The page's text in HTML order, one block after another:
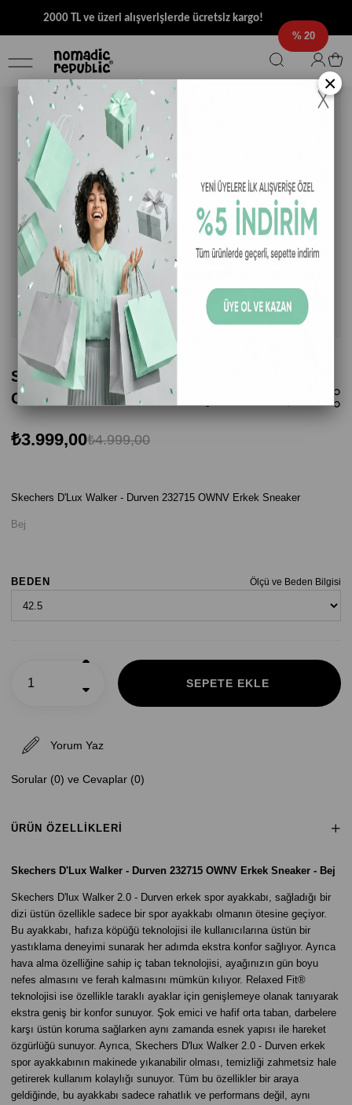
2000 TL ve üzeri alışverişlerde ücretsiz kargo!
20
Skechers D'Lux Walker - Durven 232715
OWNV Erkek Sneaker - Bej
₺4.999,00
₺3.999,00
Skechers D'Lux Walker - Durven 232715 OWNV Erkek Sneaker
Bej
Ölçü ve Beden Bilgisi
BEDEN
Yorum Yaz
Sorular (0) ve Cevaplar (0)
ÜRÜN ÖZELLIKLERI
Skechers D'Lux Walker - Durven 232715 OWNV Erkek Sneaker - Bej
Skechers D'lux Walker 2.0 - Durven erkek spor ayakkabı, sağladığı bir
dizi üstün özellikle sadece bir spor ayakkabı olmanın ötesine geçiyor.
Bu ayakkabı, hafıza köpüğü teknolojisi ile kullanıcılarına üstün bir
yastıklama deneyimi sunarak her adımda ekstra konfor sağlıyor. Ayrıca
hava alma özelliğine sahip iç taban teknolojisi, ayağınızın gün boyu
nefes almasını ve ferah kalmasını mümkün kılıyor. Relaxed Fit®
teknolojisi ise özellikle taraklı ayaklar için genişlemeye olanak tanıyarak
ekstra geniş bir konfor sunuyor. Şok emici ve hafif orta taban, darbelere
karşı üstün koruma sağlarken aynı zamanda esnek yapısı ile hareket
özgürlüğü sunuyor. Ayrıca, Skechers D'lux Walker 2.0 - Durven erkek
spor ayakkabının makinede yıkanabilir olması, temizliği zahmetsiz hale
getirerek kullanım kolaylığı sunuyor. Tüm bu özellikler bir araya
geldiğinde, bu ayakkabı sadece rahatlık ve performans değil, aynı
×